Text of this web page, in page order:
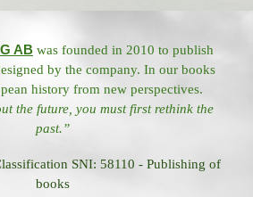
AB was founded in 2010 to publish
by the company. In our books
history from new perspectives.
the future, you must first rethink the
past.”
SNI: 58110 - Publishing of
books